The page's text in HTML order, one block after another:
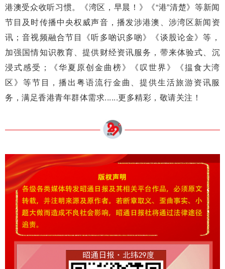
港澳受众收听习惯。《湾区，早晨！》《“港”清楚》等新闻
节目及时传播中央权威声音，播发涉港澳、涉湾区新闻资
讯；音视频融合节目《听多啲识多啲》《谈股论金》等，
加强国情知识教育、提供财经资讯服务，带来体验式、沉
浸式感受；《华夏原创金曲榜》《叹世界》《揾食大湾
区》等节目，播出粤语流行金曲、提供生活旅游资讯服
务，满足香港青年群体需求......更多精彩，敬请关注！